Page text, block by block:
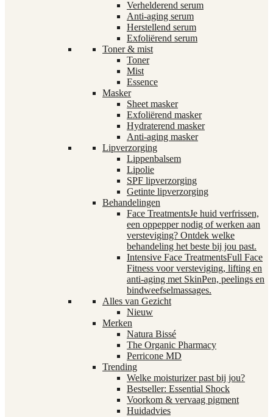
Verhelderend serum
Anti-aging serum
Herstellend serum
Exfoliërend serum
Toner & mist
Toner
Mist
Essence
Masker
Sheet masker
Exfoliërend masker
Hydraterend masker
Anti-aging masker
Lipverzorging
Lippenbalsem
Lipolie
SPF lipverzorging
Getinte lipverzorging
Behandelingen
Face TreatmentsJe huid verfrissen,
een oppepper nodig of werken aan
versteviging? Ontdek welke
behandeling het beste bij jou past.
Intensive Face TreatmentsFull Face
Fitness voor versteviging, lifting en
anti-aging met SkinPen, peelings en
bindweefselmassages.
Alles van Gezicht
Nieuw
Merken
Natura Bissé
The Organic Pharmacy
Perricone MD
Trending
Welke moisturizer past bij jou?
Bestseller: Essential Shock
Voorkom & vervaag pigment
Huidadvies